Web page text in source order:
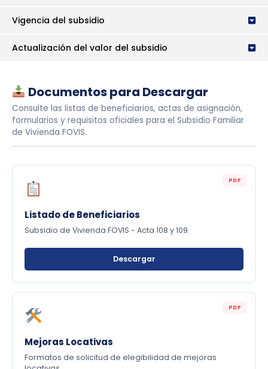
Vigencia del subsidio
Actualización del valor del subsidio
Documentos para Descargar
Consulte las listas de beneficiarios, actas de asignación,
formularios y requisitos oficiales para el Subsidio Familiar
de Vivienda FOVIS.
PDF
Listado de Beneficiarios
Subsidio de Vivienda FOVIS - Acta 108 y 109.
Descargar
PDF
Mejoras Locativas
Formatos de solicitud de elegibilidad de mejoras